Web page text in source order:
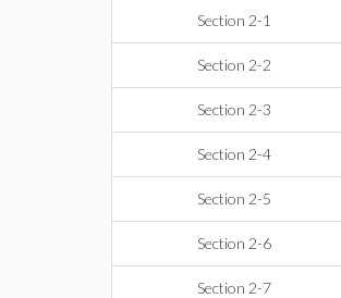
Section 2-1
Section 2-2
Section 2-3
Section 2-4
Section 2-5
Section 2-6
Section 2-7